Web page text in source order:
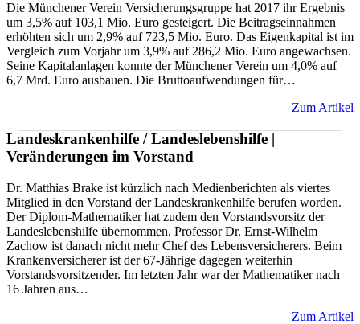
Die Münchener Verein Versicherungsgruppe hat 2017 ihr Ergebnis
um 3,5% auf 103,1 Mio. Euro gesteigert. Die Beitragseinnahmen
erhöhten sich um 2,9% auf 723,5 Mio. Euro. Das Eigenkapital ist im
Vergleich zum Vorjahr um 3,9% auf 286,2 Mio. Euro angewachsen.
Seine Kapitalanlagen konnte der Münchener Verein um 4,0% auf
6,7 Mrd. Euro ausbauen. Die Bruttoaufwendungen für…
Zum Artikel
Landeskrankenhilfe / Landeslebenshilfe |
Veränderungen im Vorstand
Dr. Matthias Brake ist kürzlich nach Medienberichten als viertes
Mitglied in den Vorstand der Landeskrankenhilfe berufen worden.
Der Diplom-Mathematiker hat zudem den Vorstandsvorsitz der
Landeslebenshilfe übernommen. Professor Dr. Ernst-Wilhelm
Zachow ist danach nicht mehr Chef des Lebensversicherers. Beim
Krankenversicherer ist der 67-Jährige dagegen weiterhin
Vorstandsvorsitzender. Im letzten Jahr war der Mathematiker nach
16 Jahren aus…
Zum Artikel